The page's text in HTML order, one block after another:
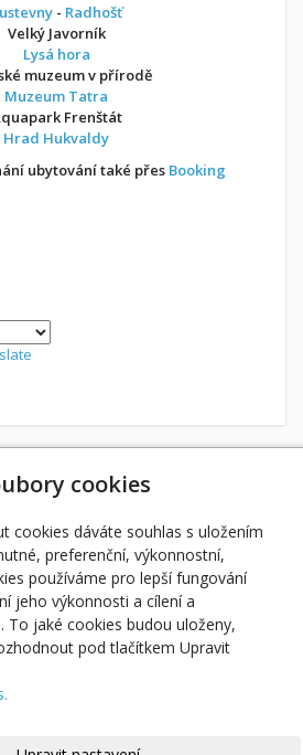
- Radhošť
Velký Javorník
Lysá hora
muzeum v přírodě
Muzeum Tatra
Frenštát
Hrad Hukvaldy
ubytování také přes Booking
cookies
cookies dáváte souhlas s uložením
preferenční, výkonnostní,
používáme pro lepší fungování
jeho výkonnosti a cílení a
To jaké cookies budou uloženy,
pod tlačítkem Upravit